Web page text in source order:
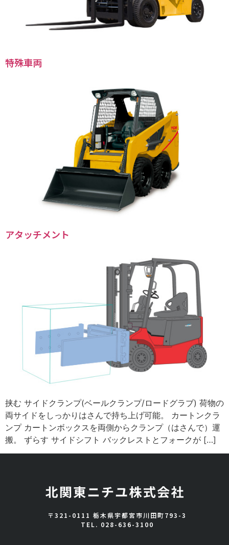
特殊車両
アタッチメント
挟む サイドクランプ(ベールクランプ/ロードグラブ) 荷物の
両サイドをしっかりはさんで持ち上げ可能。 カートンクラ
ンプ カートンボックスを両側からクランプ（はさんで）運
搬。 ずらす サイドシフト バックレストとフォークが […]
〒321-0111 栃木県宇都宮市川田町793-3
TEL. 028-636-3100